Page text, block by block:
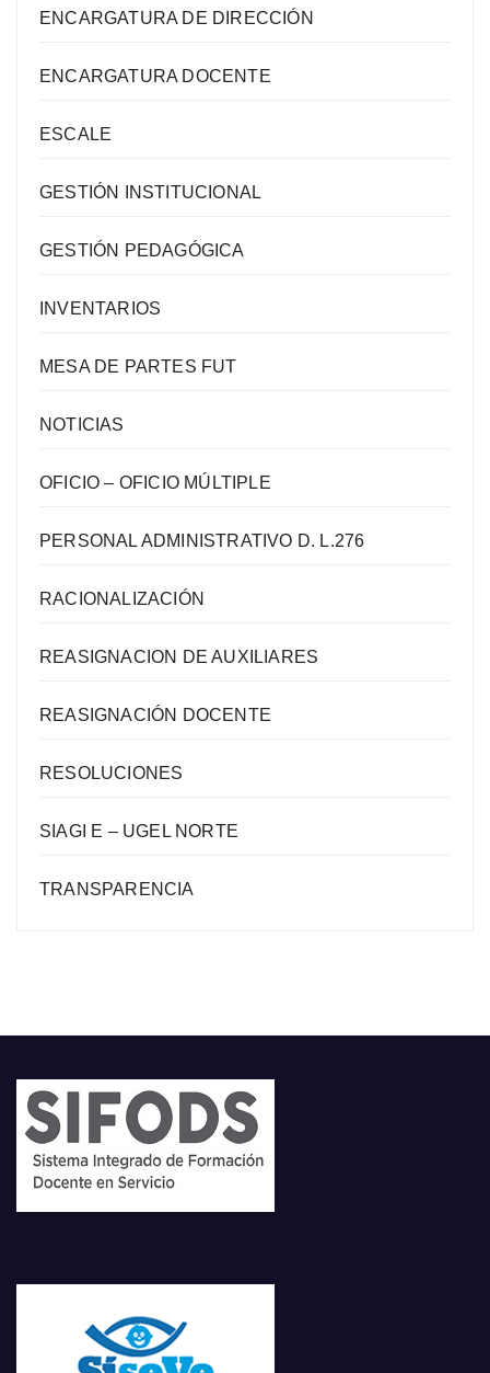
ENCARGATURA DE DIRECCIÓN
ENCARGATURA DOCENTE
ESCALE
GESTIÓN INSTITUCIONAL
GESTIÓN PEDAGÓGICA
INVENTARIOS
MESA DE PARTES FUT
NOTICIAS
OFICIO – OFICIO MÚLTIPLE
PERSONAL ADMINISTRATIVO D. L.276
RACIONALIZACIÓN
REASIGNACION DE AUXILIARES
REASIGNACIÓN DOCENTE
RESOLUCIONES
SIAGI E – UGEL NORTE
TRANSPARENCIA